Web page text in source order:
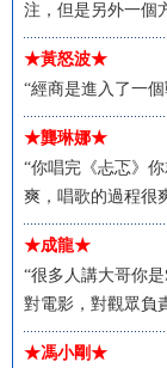
注，但是另外一個
★黃怒波★
“經商是進入了一
★龔琳娜★
“你唱完《忐忑》
爽，唱歌的過程很
★成龍★
“很多人講大哥你
對電影，對觀眾負
★馮小剛★